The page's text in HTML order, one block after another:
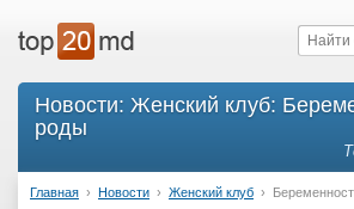
Новости: Женский клуб:
роды
Главная › Новости › Женский клуб ›